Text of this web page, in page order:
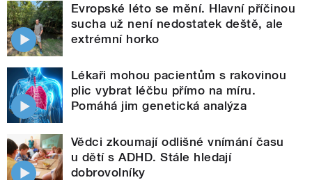
Evropské léto se mění. Hlavní příčinou
sucha už není nedostatek deště, ale
extrémní horko
Lékaři mohou pacientům s rakovinou
plic vybrat léčbu přímo na míru.
Pomáhá jim genetická analýza
Vědci zkoumají odlišné vnímání času
u dětí s ADHD. Stále hledají
dobrovolníky